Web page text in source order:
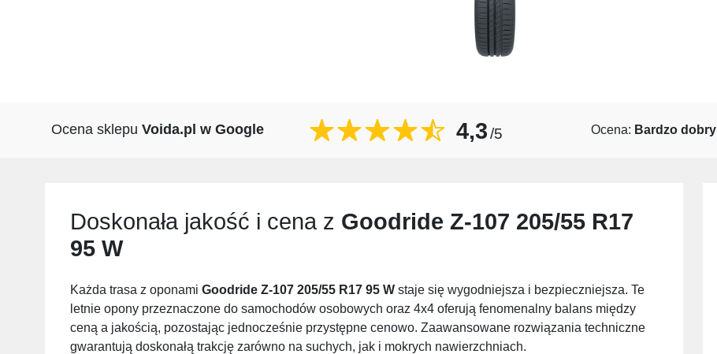
Ocena sklepu Voida.pl w Google 4,3/5 Ocena: Bardzo dobry
Doskonała jakość i cena z Goodride Z-107 205/55 R17
95 W
Każda trasa z oponami Goodride Z-107 205/55 R17 95 W staje się wygodniejsza i bezpieczniejsza. Te
letnie opony przeznaczone do samochodów osobowych oraz 4x4 oferują fenomenalny balans między
ceną a jakością, pozostając jednocześnie przystępne cenowo. Zaawansowane rozwiązania techniczne
gwarantują doskonałą trakcję zarówno na suchych, jak i mokrych nawierzchniach.